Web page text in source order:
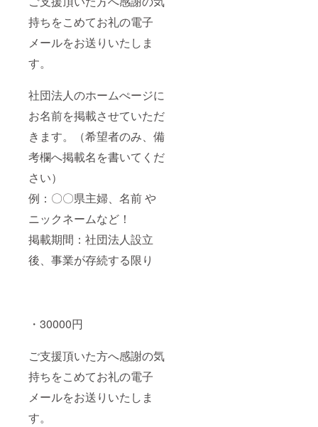
持ちをこめてお礼の電子
メールをお送りいたしま
す。
社団法人のホームぺージに
お名前を掲載させていただ
きます。（希望者のみ、備
考欄へ掲載名を書いてくだ
さい）
例：〇〇県主婦、名前 や
ニックネームなど！
掲載期間：社団法人設立
後、事業が存続する限り
・30000円
ご支援頂いた方へ感謝の気
持ちをこめてお礼の電子
メールをお送りいたしま
す。